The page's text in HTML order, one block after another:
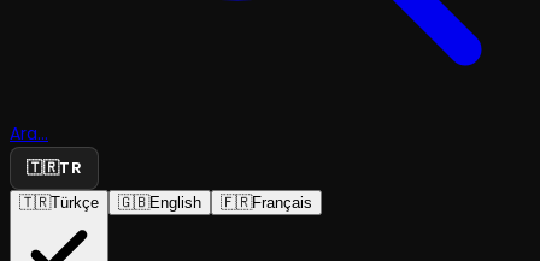
Ara...
🇹🇷TR
🇹🇷Türkçe 🇬🇧English 🇫🇷Français